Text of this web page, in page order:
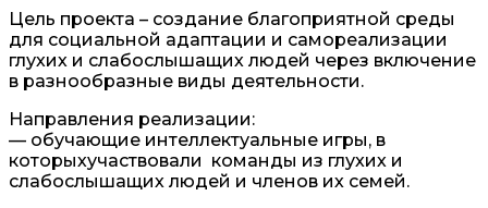
Цель проекта – создание благоприятной среды
для социальной адаптации и самореализации
глухих и слабослышащих людей через включение
в разнообразные виды деятельности.
Направления реализации:
— обучающие интеллектуальные игры, в
которыхучаствовали команды из глухих и
слабослышащих людей и членов их семей.